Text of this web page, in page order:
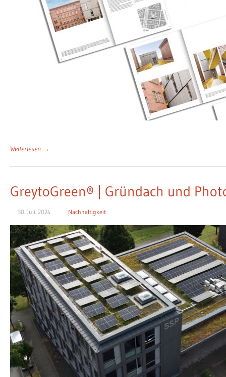
Weiterlesen →
GreytoGreen® | Gründach und
30. Juli. 2024 Nachhaltigkeit